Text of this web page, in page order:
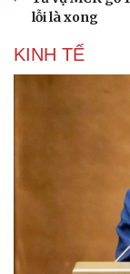
lỗi là xong
KINH TẾ